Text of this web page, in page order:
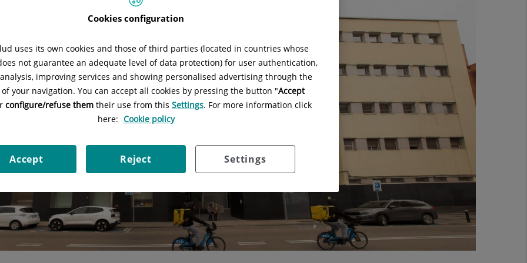
Cookies configuration
uses its own cookies and those of third parties (located in countries whose
not guarantee an adequate level of data protection) for user authentication,
improving services and showing personalised advertising through the
your navigation. You can accept all cookies by pressing the button "Accept
configure/refuse them their use from this Settings. For more information click
here: Cookie policy
Settings
Reject
Accept